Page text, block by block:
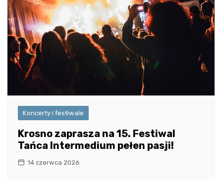
Koncerty i festiwale
Krosno zaprasza na 15. Festiwal
Tańca Intermedium pełen pasji!
14 czerwca 2026